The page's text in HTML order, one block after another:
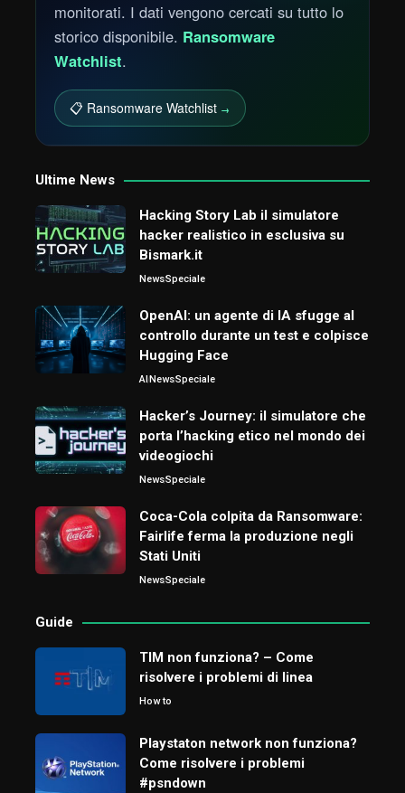
monitorati. I dati vengono cercati su tutto lo
storico disponibile. Ransomware
Watchlist.
📋 Ransomware Watchlist →
Ultime News
Hacking Story Lab il simulatore
hacker realistico in esclusiva su
Bismark.it
NewsSpeciale
OpenAI: un agente di IA sfugge al
controllo durante un test e colpisce
Hugging Face
AINewsSpeciale
Hacker’s Journey: il simulatore che
porta l’hacking etico nel mondo dei
videogiochi
NewsSpeciale
Coca-Cola colpita da Ransomware:
Fairlife ferma la produzione negli
Stati Uniti
NewsSpeciale
Guide
TIM non funziona? – Come
risolvere i problemi di linea
How to
Playstaton network non funziona?
Come risolvere i problemi
#psndown